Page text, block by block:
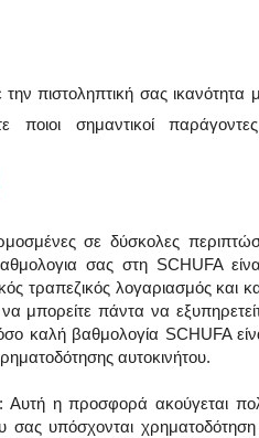
πιστοληπτική σας ικανότητα
σημαντικοί
σε δύσκολες
σας στη SCHUFA
τραπεζικός λογαριασμός και
μπορείτε πάντα να
καλή βαθμολογία SCHUFA
αυτοκινήτου.
η προσφορά ακούγεται
υπόσχονται